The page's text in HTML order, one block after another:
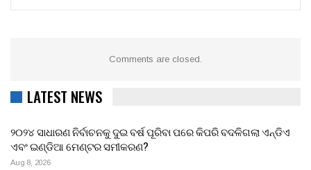
Comments are closed.
LATEST NEWS
୨୦୨୪ ସାଧାରଣ ନିର୍ବାଚନକୁ ଦୁଇ ବର୍ଷ ପୂରିବା ପରେ କିପରି ବଦଳିଗଲା ଏନ୍‌ଡିଏ
ଏବଂ ଇଣ୍ଡିଆ ମେଣ୍ଟର ସମୀକରଣ?
Aug 8, 2026